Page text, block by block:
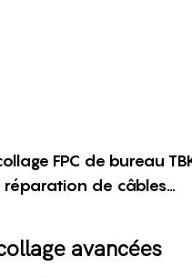
FPC de bureau
de câbles
avancées